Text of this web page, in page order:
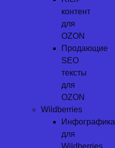
контент
для
OZON
Продающие
SEO
тексты
для
OZON
Wildberries
Инфографика
для